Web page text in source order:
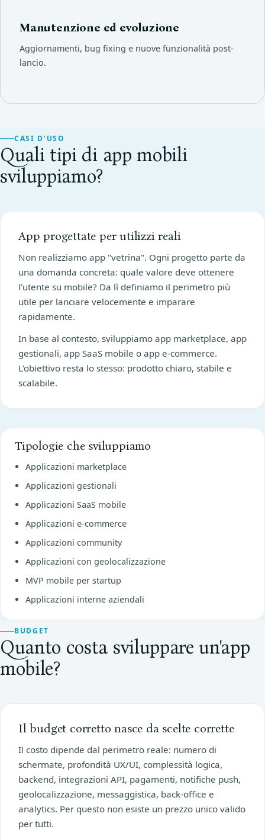
Manutenzione ed evoluzione
Aggiornamenti, bug fixing e nuove funzionalità post-
lancio.
CASI D'USO
Quali tipi di app mobili
sviluppiamo?
App progettate per utilizzi reali
Non realizziamo app "vetrina". Ogni progetto parte da
una domanda concreta: quale valore deve ottenere
l'utente su mobile? Da lì definiamo il perimetro più
utile per lanciare velocemente e imparare
rapidamente.
In base al contesto, sviluppiamo app marketplace, app
gestionali, app SaaS mobile o app e-commerce.
L'obiettivo resta lo stesso: prodotto chiaro, stabile e
scalabile.
Tipologie che sviluppiamo
Applicazioni marketplace
Applicazioni gestionali
Applicazioni SaaS mobile
Applicazioni e-commerce
Applicazioni community
Applicazioni con geolocalizzazione
MVP mobile per startup
Applicazioni interne aziendali
BUDGET
Quanto costa sviluppare un'app
mobile?
Il budget corretto nasce da scelte corrette
Il costo dipende dal perimetro reale: numero di
schermate, profondità UX/UI, complessità logica,
backend, integrazioni API, pagamenti, notifiche push,
geolocalizzazione, messaggistica, back-office e
analytics. Per questo non esiste un prezzo unico valido
per tutti.